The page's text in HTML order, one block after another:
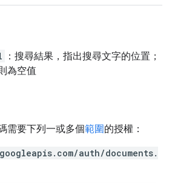
：搜尋結果，指出搜尋文字的位置；
為空值
需要下列一或多個範圍的授權：
auth/documents.